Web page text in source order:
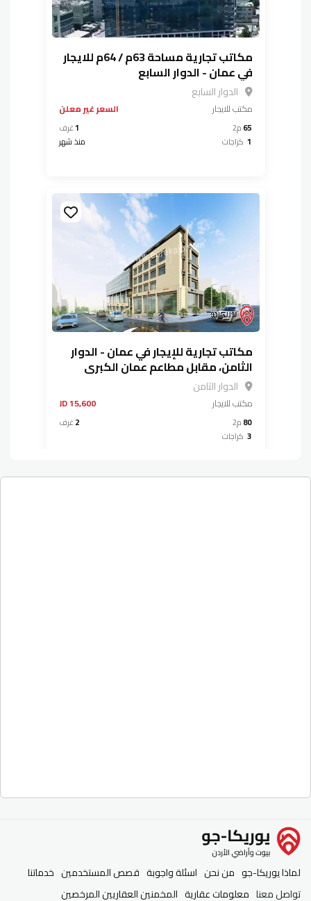
مكاتب تجارية مساحة 63م / 64م للايجار
في عمان - الدوار السابع
الدوار السابع
مكتبللايجار السعر غير معلن
65م2 1غرف
1 كراجات منذ شهر
مكاتب تجارية للإيجار في عمان - الدوار
الثامن، مقابل مطاعم عمان الكبرى
الدوار الثامن
مكتبللايجار 15,600 JD
80م2 2غرف
3 كراجات
لماذا يوريكا-جو من نحن اسئلة واجوبة قصص المستخدمين خدماتنا
تواصل معنا معلومات عقارية المخمنين العقاريين المرخصين